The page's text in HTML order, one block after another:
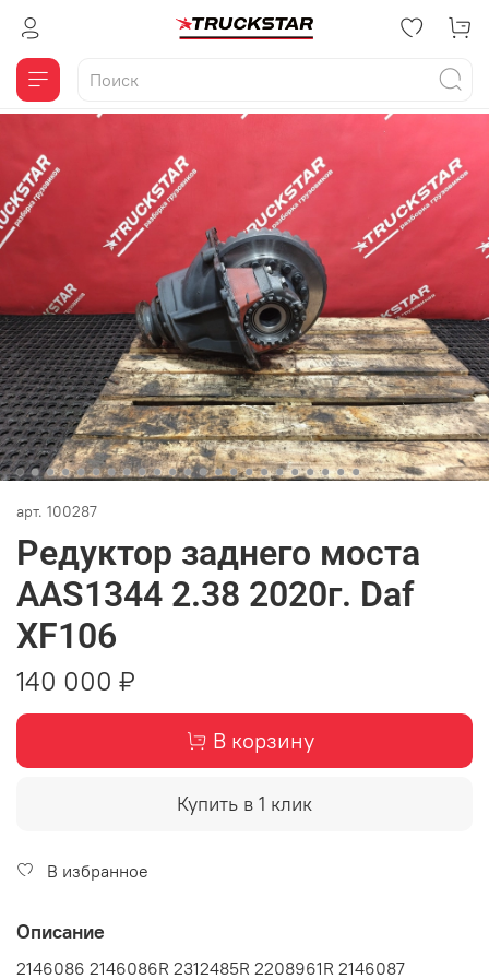
арт. 100287
Редуктор заднего моста
AAS1344 2.38 2020г. Daf
XF106
140 000 ₽
В корзину
Купить в 1 клик
В избранное
Описание
2146086 2146086R 2312485R 2208961R 2146087